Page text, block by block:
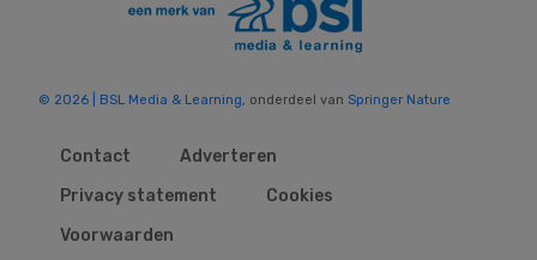
© 2026 | BSL Media & Learning , onderdeel van Springer Nature
Contact
Adverteren
Privacy statement
Cookies
Voorwaarden